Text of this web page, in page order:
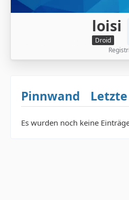
loisi
Droid
Pinnwand
Es wurden noch keine